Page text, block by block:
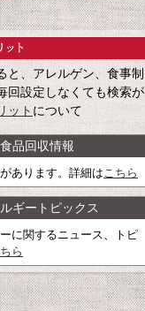
と、アレルゲン、食事制
回設定しなくても検索が
ットについて
食品回収情報
あります。詳細は こちら
ギートピックス
に関するニュース、トピ
ら